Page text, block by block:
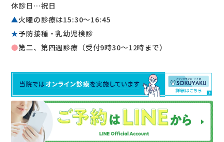
休診日…祝日
▲火曜の診療は15:30〜16:45
★予防接種・乳幼児検診
●第二、第四週診療（受付9時30～12時まで）